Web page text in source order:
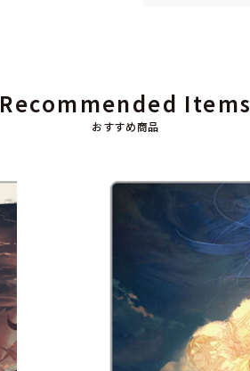
おすすめ商品
Recommended Items